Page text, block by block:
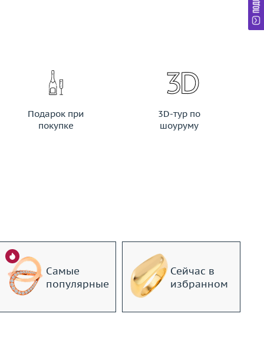
Подарок при
покупке
3D-тур по
шоуруму
Самые
популярные
Сейчас в
избранном